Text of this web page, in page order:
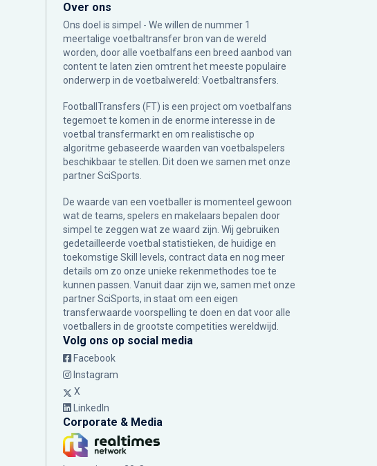
Over ons
Ons doel is simpel - We willen de nummer 1
meertalige voetbaltransfer bron van de wereld
worden, door alle voetbalfans een breed aanbod van
content te laten zien omtrent het meeste populaire
onderwerp in de voetbalwereld: Voetbaltransfers.
FootballTransfers (FT) is een project om voetbalfans
tegemoet te komen in de enorme interesse in de
voetbal transfermarkt en om realistische op
algoritme gebaseerde waarden van voetbalspelers
beschikbaar te stellen. Dit doen we samen met onze
partnerSciSports.
De waarde van een voetballer is momenteel gewoon
wat de teams, spelers en makelaars bepalen door
simpel te zeggen wat ze waard zijn. Wij gebruiken
gedetailleerde voetbal statistieken, de huidige en
toekomstige Skill levels, contract data en nog meer
details om zo onze unieke rekenmethodes toe te
kunnen passen. Vanuit daar zijn we, samen met onze
partner SciSports, in staat om een eigen
transferwaarde voorspelling te doen en dat voor alle
voetballers in de grootste competities wereldwijd.
Volg ons op social media
Facebook
Instagram
X
LinkedIn
Corporate & Media